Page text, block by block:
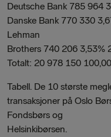
Deutsche Bank 785 964
Danske Bank 770 330
Lehman
Brothers 740 206 3,53%
Totalt: 20 978 150
Tabell. De 10 største
transaksjoner på Oslo
Fondsbørs og
Helsinkibørsen.